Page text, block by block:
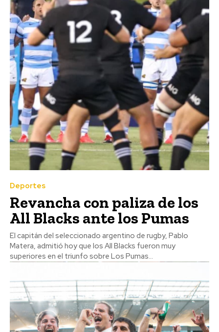
Deportes
Revancha con paliza de los
All Blacks ante los Pumas
El capitán del seleccionado argentino de rugby, Pablo
Matera, admitió hoy que los All Blacks fueron muy
superiores en el triunfo sobre Los Pumas...